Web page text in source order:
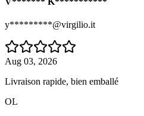
y*********@virgilio.it
Aug 03, 2026
Livraison rapide, bien emballé
OL